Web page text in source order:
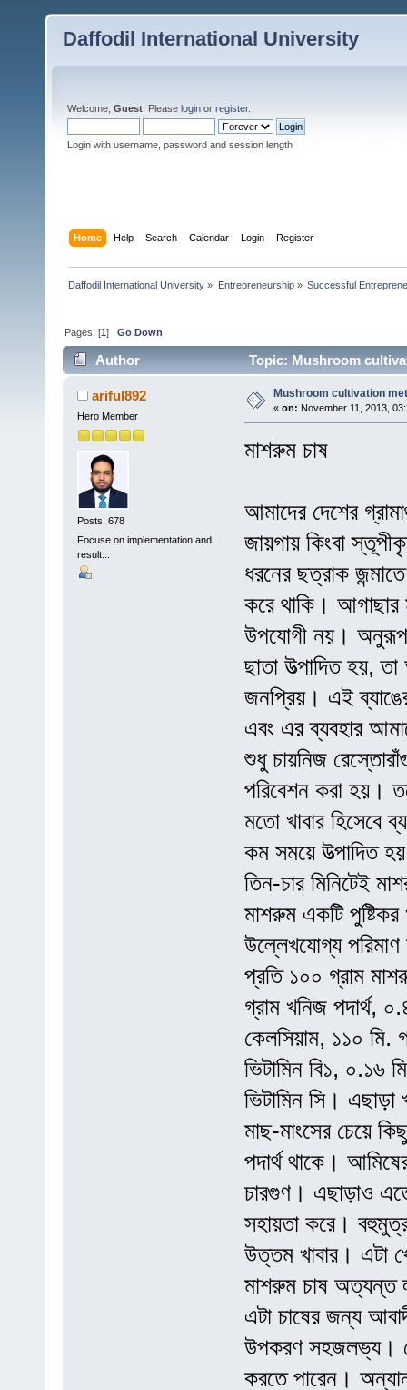
Daffodil International University
Welcome, Guest . Please login or register.
Login with username, password and session length
Home Help Search Calendar Login Register
Daffodil International University » Entrepreneurship» Successful
Pages: [1]Go Down
Author Topic: Mushroom
ariful892
Hero Member
Posts: 678
Focuse on implementation and
result...
Mushroom cultivation
« on: November 11, 2013,
মাশরুম চাষ
আমাদের দেশের
জায়গায় কিংবা
ধরনের ছত্রাক
করে থাকি।
উপযোগী নয়। অনুরূপ
ছাতা উত্পাদিত হয়,
জনপ্রিয়। এই
এবং এর ব্যবহার
শুধু চায়নিজ
পরিবেশন করা হয়।
মতো খাবার
কম সময়ে উত্পাদিত
তিন-চার মিনিটেই
মাশরুম একটি পুষ্টিকর
উল্লেখযোগ্য
প্রতি ১০০ গ্রাম
গ্রাম খনিজ পদার্থ,
কেলসিয়াম, ১১০ মি.
ভিটামিন বি১, ০.১৬
ভিটামিন সি।
মাছ-মাংসের চেয়ে
পদার্থ থাকে।
চারগুণ। এছাড়াও
সহায়তা করে।
উত্তম খাবার। এটা
মাশরুম চাষ অত্যন্ত
এটা চাষের জন্য
উপকরণ সহজলভ্য।
করতে পারেন।